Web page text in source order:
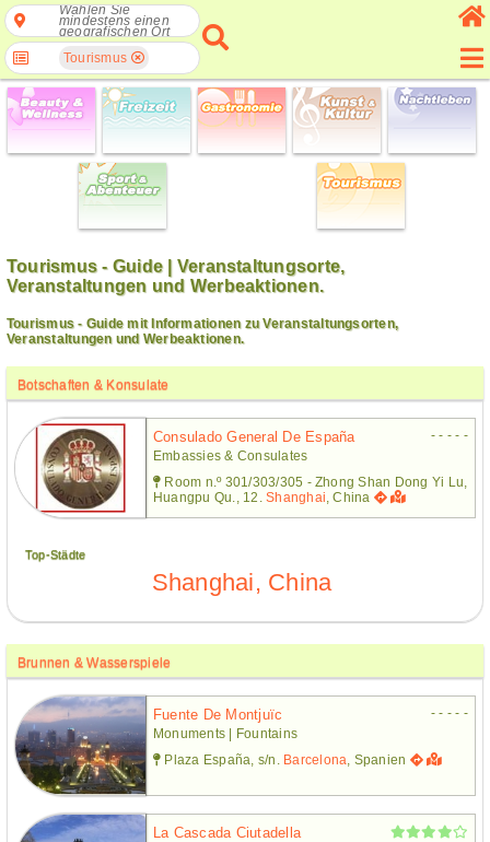
Wählen Sie
mindestens einen
geografischen Ort
Tourismus
Tourismus - Guide | Veranstaltungsorte,
Veranstaltungen und Werbeaktionen.
Tourismus - Guide mit Informationen zu Veranstaltungsorten,
Veranstaltungen und Werbeaktionen.
Botschaften & Konsulate
Consulado General De España
- - - - -
Embassies & Consulates
Room n.º 301/303/305 - Zhong Shan Dong Yi Lu,
Huangpu Qu., 12.Shanghai , China
Top-Städte
Shanghai, China
Brunnen & Wasserspiele
Fuente De Montjuïc
- - - - -
Monuments | Fountains
Plaza España, s/n. Barcelona , Spanien
La Cascada Ciutadella